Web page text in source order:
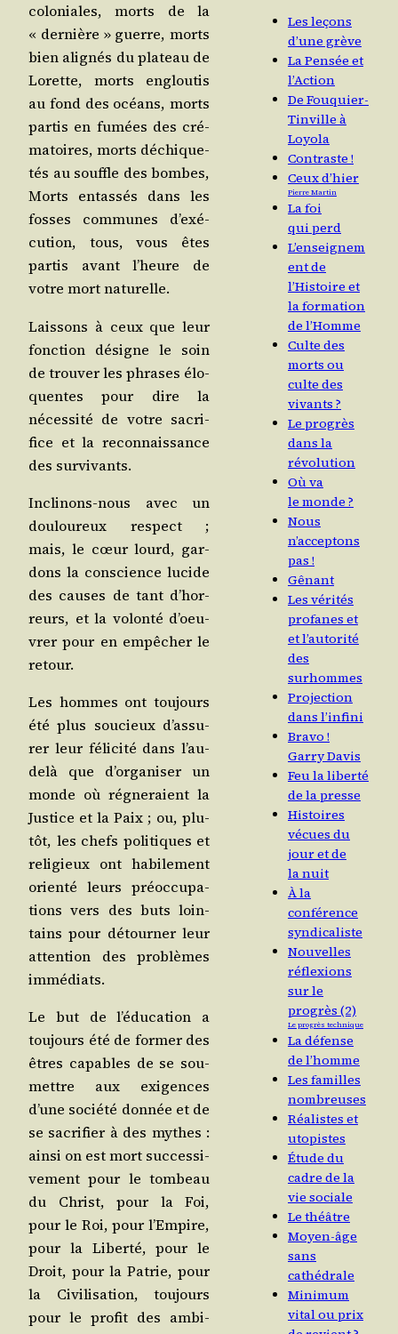
colo­niales, morts de la
« der­nière » guerre, morts
bien ali­gnés du pla­teau de
Lorette, morts englou­tis
au fond des océans, morts
par­tis en fumées des cré­
ma­toires, morts déchi­que­
tés au souffle des bombes,
Morts entas­sés dans les
fosses com­munes d’exé­
cu­tion, tous, vous êtes
par­tis avant l’heure de
votre mort naturelle.
Lais­sons à ceux que leur
fonc­tion désigne le soin
de trou­ver les phrases élo­
quentes pour dire la
néces­si­té de votre sacri­
fice et la recon­nais­sance
des survivants.
Incli­nons-nous avec un
dou­lou­reux res­pect ;
mais, le cœur lourd, gar­
dons la conscience lucide
des causes de tant d’hor­
reurs, et la volon­té d’oeu­
vrer pour en empê­cher le
retour.
Les hommes ont tou­jours
été plus sou­cieux d’as­su­
rer leur féli­ci­té dans l’au-
delà que d’or­ga­ni­ser un
monde où régne­raient la
Jus­tice et la Paix ; ou, plu­
tôt, les chefs poli­tiques et
reli­gieux ont habi­le­ment
orien­té leurs pré­oc­cu­pa­
tions vers des buts loin­
tains pour détour­ner leur
atten­tion des pro­blèmes
immédiats.
Le but de l’é­du­ca­tion a
tou­jours été de for­mer des
êtres capables de se sou­
mettre aux exi­gences
d’une socié­té don­née et de
se sacri­fier à des mythes :
ain­si on est mort suc­ces­si­
ve­ment pour le tom­beau
du Christ, pour la Foi,
pour le Roi, pour l’Em­pire,
pour la Liber­té, pour le
Droit, pour la Patrie, pour
la Civi­li­sa­tion, tou­jours
pour le pro­fit des ambi­
Les leçons
d’une grève
La Pensée et
l’Action
De Fouquier-
Tinville à
Loyola
Contraste !
Ceux d’hier
Pierre Martin
La foi
qui perd
L’enseignem
ent de
l’Histoire et
la formation
de l’Homme
Culte des
morts ou
culte des
vivants ?
Le progrès
dans la
révolution
Où va
le monde ?
Nous
n’acceptons
pas !
Gênant
Les vérités
profanes et
et l’autorité
des
surhommes
Projection
dans l’infini
Bravo !
Garry Davis
Feu la liberté
de la presse
Histoires
vécues du
jour et de
la nuit
À la
conférence
syndicaliste
Nouvelles
réflexions
sur le
progrès (2)
Le progrès technique
La défense
de l’homme
Les familles
nombreuses
Réalistes et
utopistes
Étude du
cadre de la
vie sociale
Le théâtre
Moyen-âge
sans
cathédrale
Minimum
vital ou prix